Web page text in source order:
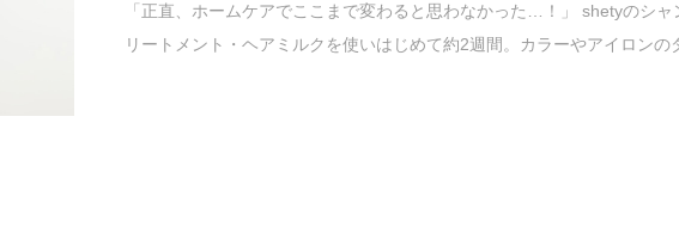
「正直、ホームケアでここまで変わると思わなかった…！」 shetyのシャ
リートメント・ヘアミルクを使いはじめて約2週間。カラーやアイロンの